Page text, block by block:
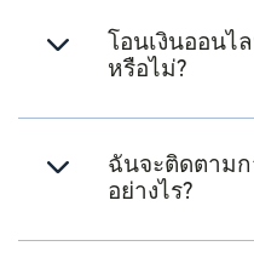
โอนเงินออนไ
หรือไม่?
ฉันจะติดตามก
อย่างไร?